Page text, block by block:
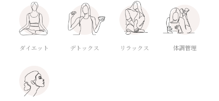
ダイエット デトックス リラックス 体調管理